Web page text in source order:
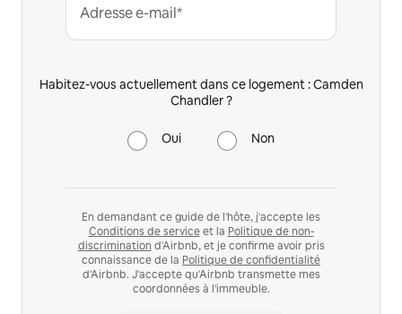
Adresse e-mail*
Habitez-vous actuellement dans ce logement : Camden
Chandler ?
Oui Non
En demandant ce guide de l'hôte, j'accepte les
Conditions de serviceet la Politique de non-
discrimination d'Airbnb, et je confirme avoir pris
connaissance de la Politique de confidentialité
d'Airbnb. J'accepte qu'Airbnb transmette mes
coordonnées à l'immeuble.